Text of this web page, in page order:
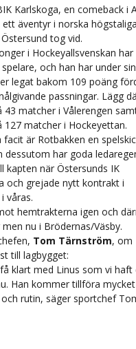
Karlskoga, en comeback i
äventyr i norska
tog vid.
i Hockeyallsvenskan har
och han har under
legat bakom 109 poäng
passningar. Lägg
43 matcher i Vålerengen
127 matcher i Hockeyettan.
är Rotbakken en
dessutom har goda
kapten när Östersunds IK
och grejade nytt kontrakt i
våras.
hemtrakterna igen och
nu i Brödernas/Väsby.
Tom Tärnström, om
till lagbygget:
klart med Linus som vi haft
Han kommer tillföra
rutin, säger sportchef